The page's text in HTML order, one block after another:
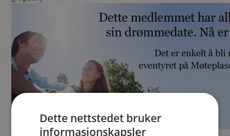
Dette nettstedet bruker
informasjonskapsler